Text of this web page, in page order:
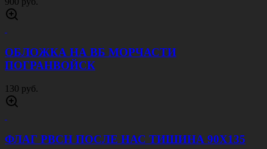
ОБЛОЖКА НА ВБ МОРЧАСТИ
ПОГРАНВОЙСК
130 руб.
ФЛАГ РВСН ПОСЛЕ НАС ТИШИНА 90Х135